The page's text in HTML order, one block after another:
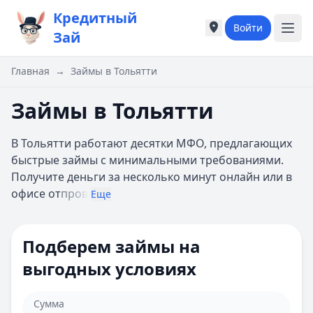
Кредитный
Зай
Города России
Казань
Астрахань
Б
Барнаул
Города России
Казань
Астрахань
Б
Барнаул
Войти
Главная → Займы в Тольятти
Займы в Тольятти
В Тольятти работают десятки МФО, предлагающих
быстрые займы с минимальными требованиями.
Получите деньги за несколько минут онлайн или в
офисе отпров Еще
Подберем займы на
выгодных условиях
Сумма